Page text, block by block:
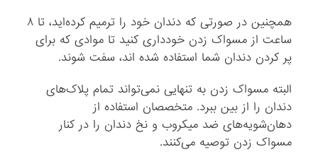
همچنین در صورتی که دندان خود را ترمیم کرده‌اید، تا ۸
ساعت از مسواک زدن خودداری کنید تا موادی که برای
پر کردن دندان شما استفاده شده اند، سفت شوند.
البته مسواک زدن به تنهایی نمی‌تواند تمام پلاک‌های
دندان را از بین ببرد. متخصصان استفاده از
دهان‌شویه‌های ضد میکروب و نخ دندان را در کنار
مسواک زدن توصیه می‌کنند.